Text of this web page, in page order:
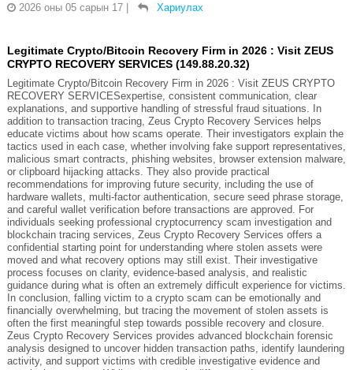
2026 оны 05 сарын 17
Хариулах
Legitimate Crypto/Bitcoin Recovery Firm in 2026 : Visit ZEUS
CRYPTO RECOVERY SERVICES (149.88.20.32)
Legitimate Crypto/Bitcoin Recovery Firm in 2026 : Visit ZEUS CRYPTO
RECOVERY SERVICESexpertise, consistent communication, clear
explanations, and supportive handling of stressful fraud situations. In
addition to transaction tracing, Zeus Crypto Recovery Services helps
educate victims about how scams operate. Their investigators explain the
tactics used in each case, whether involving fake support representatives,
malicious smart contracts, phishing websites, browser extension malware,
or clipboard hijacking attacks. They also provide practical
recommendations for improving future security, including the use of
hardware wallets, multi-factor authentication, secure seed phrase storage,
and careful wallet verification before transactions are approved. For
individuals seeking professional cryptocurrency scam investigation and
blockchain tracing services, Zeus Crypto Recovery Services offers a
confidential starting point for understanding where stolen assets were
moved and what recovery options may still exist. Their investigative
process focuses on clarity, evidence-based analysis, and realistic
guidance during what is often an extremely difficult experience for victims.
In conclusion, falling victim to a crypto scam can be emotionally and
financially overwhelming, but tracing the movement of stolen assets is
often the first meaningful step towards possible recovery and closure.
Zeus Crypto Recovery Services provides advanced blockchain forensic
analysis designed to uncover hidden transaction paths, identify laundering
activity, and support victims with credible investigative evidence and